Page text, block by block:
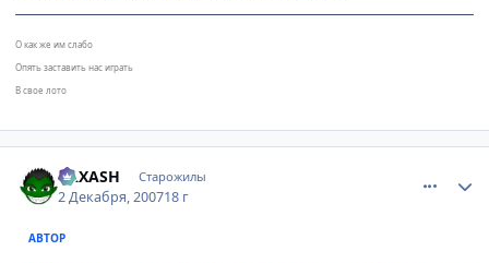
О как же им слабо
Опять заставить нас играть
В свое лото
RAXASH Старожилы
2 Декабря, 200718 г
АВТОР